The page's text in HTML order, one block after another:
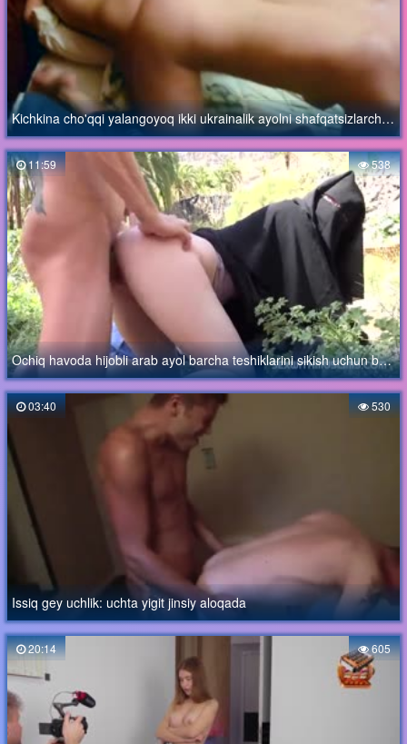
Kichkina cho'qqi yalangoyoq ikki ukrainalik ayolni shafqatsizlarcha sikadi
11:59 538
Ochiq havoda hijobli arab ayol barcha teshiklarini sikish uchun berdi
03:40 530
Issiq gey uchlik: uchta yigit jinsiy aloqada
20:14 605